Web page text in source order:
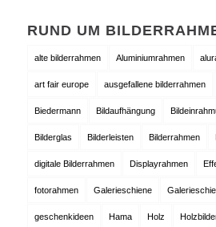
RUND UM
alte bilderrahmen Aluminiumrahmen
art fair europe ausgefallene bilderrahmen
Biedermann Bildaufhängung
Bilderglas Bilderleisten Bilderrahmen
digitale Bilderrahmen Displayrahmen
fotorahmen Galerieschiene
geschenkideen Hama Holz